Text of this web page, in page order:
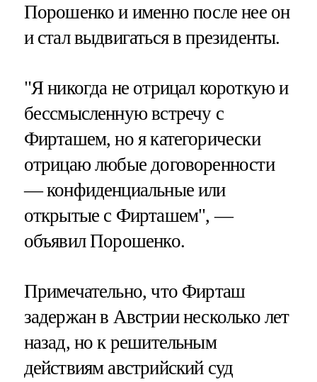
Порошенко и именно после нее он
и стал выдвигаться в президенты.
"Я никогда не отрицал короткую и
бессмысленную встречу с
Фирташем, но я категорически
отрицаю любые договоренности
— конфиденциальные или
открытые с Фирташем", —
объявил Порошенко.
Примечательно, что Фирташ
задержан в Австрии несколько лет
назад, но к решительным
действиям австрийский суд